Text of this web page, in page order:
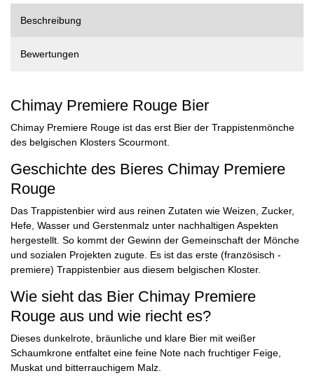
Beschreibung
Bewertungen
Chimay Premiere Rouge Bier
Chimay Premiere Rouge ist das erst Bier der Trappistenmönche
des belgischen Klosters Scourmont.
Geschichte des Bieres Chimay Premiere
Rouge
Das Trappistenbier wird aus reinen Zutaten wie Weizen, Zucker,
Hefe, Wasser und Gerstenmalz unter nachhaltigen Aspekten
hergestellt. So kommt der Gewinn der Gemeinschaft der Mönche
und sozialen Projekten zugute. Es ist das erste (französisch -
premiere) Trappistenbier aus diesem belgischen Kloster.
Wie sieht das Bier Chimay Premiere
Rouge aus und wie riecht es?
Dieses dunkelrote, bräunliche und klare Bier mit weißer
Schaumkrone entfaltet eine feine Note nach fruchtiger Feige,
Muskat und bitterrauchigem Malz.